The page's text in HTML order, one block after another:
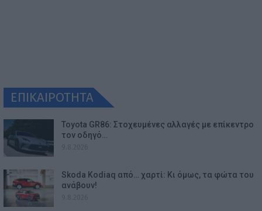
ΕΠΙΚΑΙΡΟΤΗΤΑ
Toyota GR86: Στοχευμένες αλλαγές με επίκεντρο
τον οδηγό…
Skoda Kodiaq από… χαρτί: Κι όμως, τα φώτα του
ανάβουν!